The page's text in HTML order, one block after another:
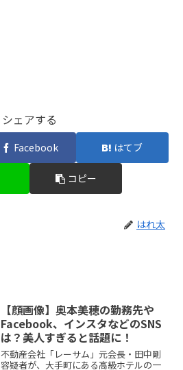
シェアする
Facebook はてブ
コピー
はれ太
【顔画像】奥本美穂の勤務先や
Facebook、インスタなどのSNS
は？美人すぎると話題に！
不動産会社「レーサム」元会長・田中剛
容疑者が、大手町にある高級ホテルの一